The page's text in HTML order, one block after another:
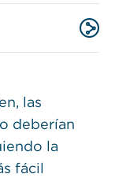
las
deberían
la
fácil